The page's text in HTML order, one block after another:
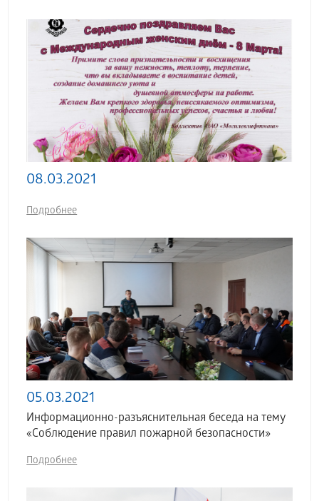
08.03.2021
Подробнее
05.03.2021
Информационно-разъяснительная беседа на тему
«Соблюдение правил пожарной безопасности»
Подробнее